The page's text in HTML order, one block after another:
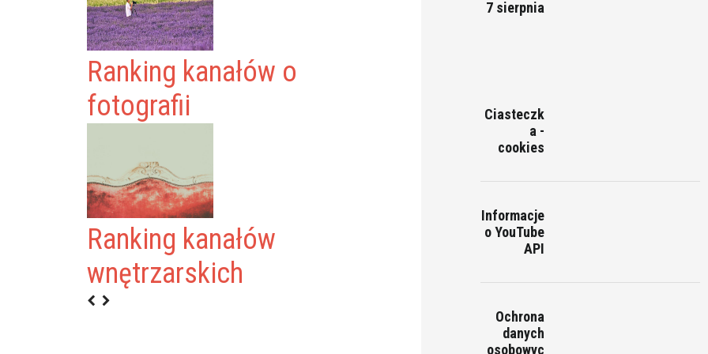
Ranking kanałów o
fotografii
Ranking kanałów
wnętrzarskich
7 sierpnia
Ciasteczk
a -
cookies
Informacje
o YouTube
API
Ochrona
danych
osobowyc